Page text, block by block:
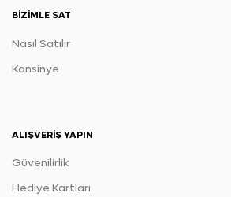
BIZIMLE SAT
Nasıl Satılır
Konsinye
ALIŞVERIŞ YAPIN
Güvenilirlik
Hediye Kartları